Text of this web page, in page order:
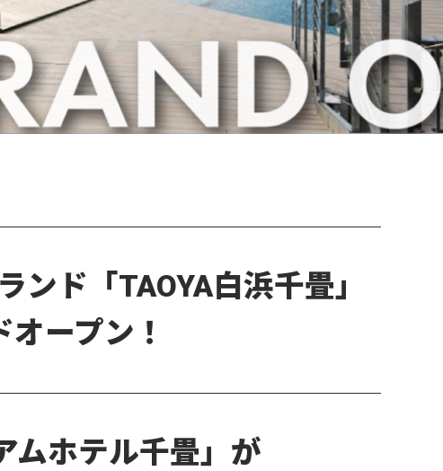
ンド「TAOYA白浜千畳」
ープン！
ムホテル千畳」が